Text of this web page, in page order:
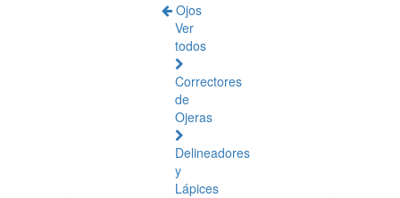
Ojos
Ver
todos
Correctores
de
Ojeras
Delineadores
y
Lápices